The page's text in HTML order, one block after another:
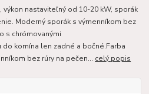
nastaviteľný od 10-20 kW, sporák
Moderný sporák s výmenníkom bez
s chrómovanými
komína len zadné a bočné.Farba
bez rúry na pečen... celý popis